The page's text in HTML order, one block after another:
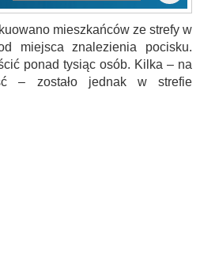
mieszkańców ze strefy w
miejsca znalezienia pocisku.
ponad tysiąc osób. Kilka – na
– zostało jednak w strefie